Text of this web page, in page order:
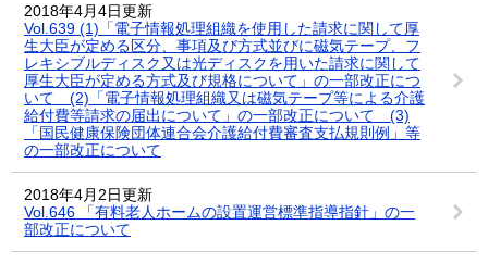
2018年4月4日更新
Vol.639 (1)「電子情報処理組織を使用した請求に関して厚
生大臣が定める区分、事項及び方式並びに磁気テープ、フ
レキシブルディスク又は光ディスクを用いた請求に関して
厚生大臣が定める方式及び規格について」の一部改正につ
いて (2)「電子情報処理組織又は磁気テープ等による介護
給付費等請求の届出について」の一部改正について (3)
「国民健康保険団体連合会介護給付費審査支払規則例」等
の一部改正について
2018年4月2日更新
Vol.646 「有料老人ホームの設置運営標準指導指針」の一
部改正について